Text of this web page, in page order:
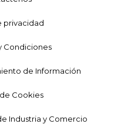
privacidad
Condiciones
de Información
Cookies
Industria y Comercio